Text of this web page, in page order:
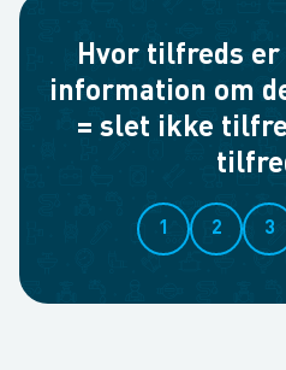
Hvor tilfreds er
information om
= slet ikke
1 2 3